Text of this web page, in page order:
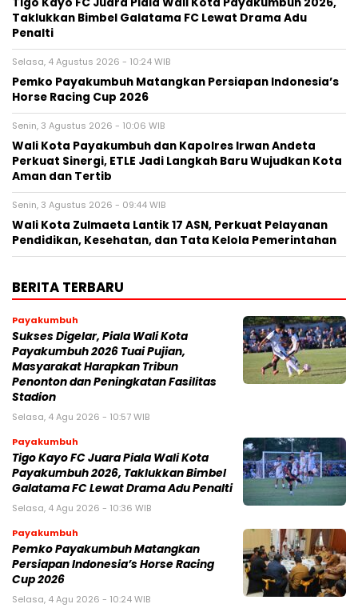
Taklukkan Bimbel Galatama FC Lewat Drama Adu
Penalti
Selasa, 4 Agustus 2026 - 10:24 WIB
Pemko Payakumbuh Matangkan Persiapan Indonesia’s
Horse Racing Cup 2026
Senin, 3 Agustus 2026 - 10:06 WIB
Wali Kota Payakumbuh dan Kapolres Irwan Andeta
Perkuat Sinergi, ETLE Jadi Langkah Baru Wujudkan Kota
Aman dan Tertib
Senin, 3 Agustus 2026 - 09:44 WIB
Wali Kota Zulmaeta Lantik 17 ASN, Perkuat Pelayanan
Pendidikan, Kesehatan, dan Tata Kelola Pemerintahan
BERITA TERBARU
Payakumbuh
Sukses Digelar, Piala Wali Kota
Payakumbuh 2026 Tuai Pujian,
Masyarakat Harapkan Tribun
Penonton dan Peningkatan Fasilitas
Stadion
Selasa, 4 Agu 2026 - 10:57 WIB
Payakumbuh
Tigo Kayo FC Juara Piala Wali Kota
Payakumbuh 2026, Taklukkan Bimbel
Galatama FC Lewat Drama Adu Penalti
Selasa, 4 Agu 2026 - 10:36 WIB
Payakumbuh
Pemko Payakumbuh Matangkan
Persiapan Indonesia’s Horse Racing
Cup 2026
Selasa, 4 Agu 2026 - 10:24 WIB